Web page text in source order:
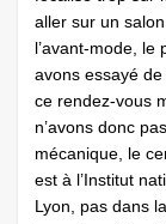
aller sur un
l’avant-mode, le
avons essayé
ce rendez-vous
n’avons donc
mécanique, le
est à l’Institut
Lyon, pas dans